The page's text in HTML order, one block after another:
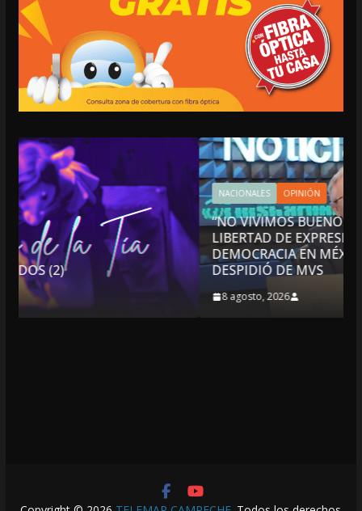
NACIONALES OPINIÓN
“NO VIVIMOS BUENOS TIEMPOS PARA LA
LIBERTAD DE EXPRESIÓN NI PARA LA
DEMOCRACIA EN MÉXICO”: LUIS CÁRDENAS;
DESPIDIÓ DE MVS
8 agosto, 2026